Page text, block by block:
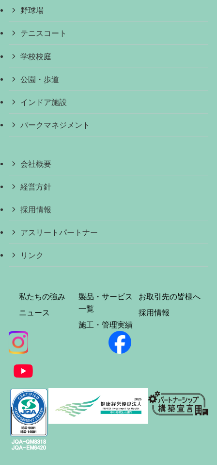
野球場
テニスコート
学校校庭
公園・歩道
インドア施設
パークマネジメント
会社概要
経営方針
採用情報
アスリートパートナー
リンク
私たちの強み
ニュース
製品・サービス
一覧
施工・管理実績
お取引先の皆様へ
採用情報